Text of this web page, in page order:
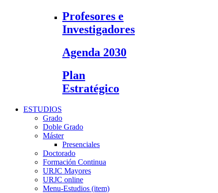
Profesores e
Investigadores
Agenda 2030
Plan
Estratégico
ESTUDIOS
Grado
Doble Grado
Máster
Presenciales
Doctorado
Formación Continua
URJC Mayores
URJC online
Menu-Estudios (item)